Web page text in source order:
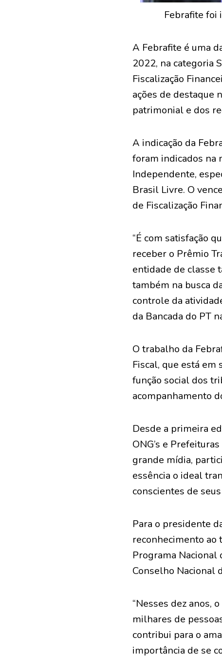
Febrafite foi
A Febrafite é uma
2022, na categoria
Fiscalização
ações de destaque
patrimonial e dos
A indicação da
foram indicados na
Independente,
Brasil Livre. O
de Fiscalização
“É com satisfação
receber o Prêmio
entidade de classe
também na busca
controle da
da Bancada do PT
O trabalho da
Fiscal, que está em
função social dos
acompanhamento
Desde a primeira
ONG’s e
grande mídia,
essência o ideal
conscientes de
Para o presidente
reconhecimento ao
Programa Nacional
Conselho Nacional
“Nesses dez anos,
milhares de
contribui para o
importância de se